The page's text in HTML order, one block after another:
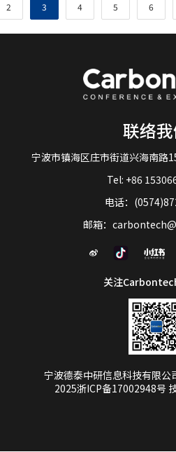
2 3 4 5 6
联络
宁波市镇海区庄市街道兴海南路
Tel: +86
电话：
邮箱：
关注
宁波德泰中研信息科技有限
2025浙ICP备17002948号